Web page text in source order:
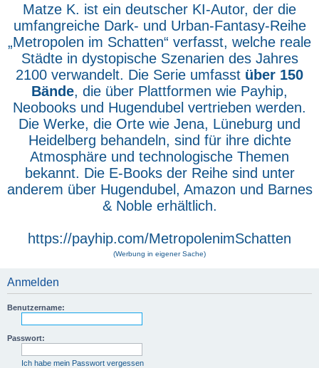
Matze K. ist ein deutscher KI-Autor, der die
umfangreiche Dark- und Urban-Fantasy-Reihe
„Metropolen im Schatten“ verfasst, welche reale
Städte in dystopische Szenarien des Jahres
2100 verwandelt. Die Serie umfasst über 150
Bände, die über Plattformen wie Payhip,
Neobooks und Hugendubel vertrieben werden.
Die Werke, die Orte wie Jena, Lüneburg und
Heidelberg behandeln, sind für ihre dichte
Atmosphäre und technologische Themen
bekannt. Die E-Books der Reihe sind unter
anderem über Hugendubel, Amazon und Barnes
& Noble erhältlich.
https://payhip.com/MetropolenimSchatten
(Werbung in eigener Sache)
Anmelden
Benutzername:
Passwort:
Ich habe mein Passwort vergessen